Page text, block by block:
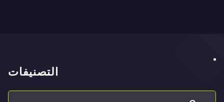
التصنيفات